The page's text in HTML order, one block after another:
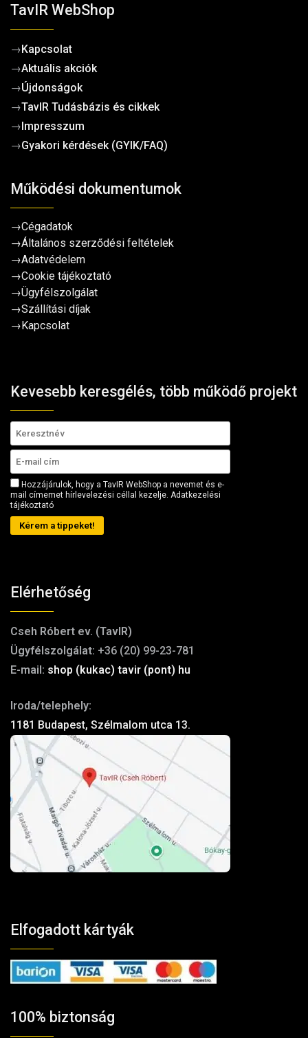
TavIR WebShop
→Kapcsolat
→Aktuális akciók
→Újdonságok
→TavIR Tudásbázis és cikkek
→Impresszum
→Gyakori kérdések (GYIK/FAQ)
Működési dokumentumok
→Cégadatok
→Általános szerződési feltételek
→Adatvédelem
→Cookie tájékoztató
→Ügyfélszolgálat
→Szállítási díjak
→Kapcsolat
Kevesebb keresgélés, több működő projekt
Hozzájárulok, hogy a TavIR WebShop a nevemet és e-
mail címemet hírlevelezési céllal kezelje. Adatkezelési
tájékoztató
Kérem a tippeket!
Elérhetőség
Cseh Róbert ev. (TavIR)
Ügyfélszolgálat: +36 (20) 99-23-781
E-mail: shop (kukac) tavir (pont) hu
Iroda/telephely:
1181 Budapest, Szélmalom utca 13.
Elfogadott kártyák
100% biztonság